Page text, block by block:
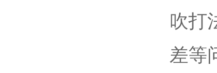
吹打
差等